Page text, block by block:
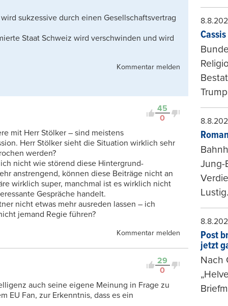
sukzessive durch einen Gesellschaftsvertrag
Staat Schweiz wird verschwinden und wird
Kommentar melden
45
0
mit Herr Stölker – sind meistens
Herr Stölker sieht die Situation wirklich sehr
werden?
nicht wie störend diese Hintergrund-
anstrengend, können diese Beiträge nicht an
wirklich super, manchmal ist es wirklich nicht
Gespräche handelt.
nicht etwas mehr ausreden lassen – ich
jemand Regie führen?
Kommentar melden
29
0
auch seine eigene Meinung in Frage zu
EU Fan, zur Erkenntnis, dass es ein
Jung-
Lustig.
Post
jetzt
Nach